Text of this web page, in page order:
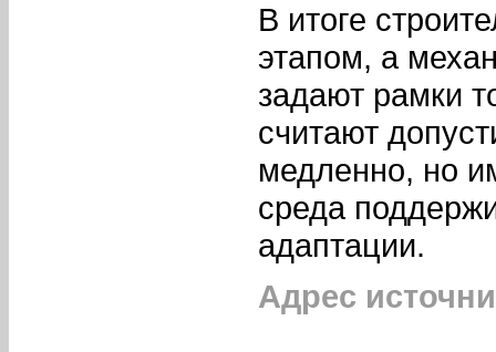
В итоге
этапом, а
задают рамки
считают
медленно, но
среда
адаптации.
Адрес